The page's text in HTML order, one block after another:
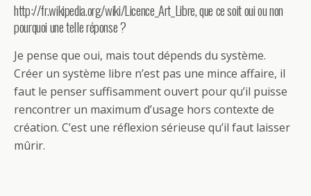
http://fr.wikipedia.org/wiki/Licence_Art_Libre, que ce soit oui ou non
pourquoi une telle réponse ?
Je pense que oui, mais tout dépends du système.
Créer un système libre n’est pas une mince affaire, il
faut le penser suffisamment ouvert pour qu’il puisse
rencontrer un maximum d’usage hors contexte de
création. C’est une réflexion sérieuse qu’il faut laisser
mûrir.